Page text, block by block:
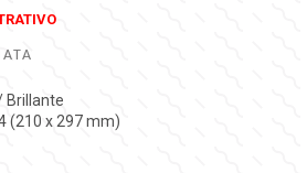
Brillante
(210 x 297 mm)